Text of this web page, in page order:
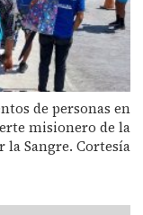
de personas en
misionero de la
la Sangre. Cortesía